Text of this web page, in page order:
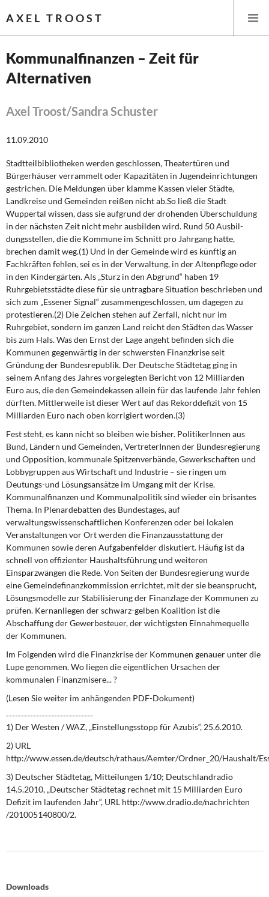
AXEL TROOST
Startseite
Themen
Leitlinien linker Wirtschafts- und Finanzpolitik
Wirtschaftspolitik
Steuer- und Finanzpolitik
Öffentliche Infrastruktur und Daseinsvorsorge
Eurokrise und Griechenland
DIE LINKE
Weitere Themen
Memo-Gruppe
Institut Solidarische Moderne
Rosa-Luxemburg-Stiftung
Über mich
Kontakt
Kommunalfinanzen – Zeit für
Alternativen
Axel Troost/Sandra Schuster
11.09.2010
Stadtteilbibliotheken werden geschlossen, Theatertüren und
Bürgerhäuser ver­rammelt oder Kapazitäten in Jugendeinrichtungen
gestrichen. Die Meldungen über klamme Kassen vieler Städte,
Landkreise und Gemeinden reißen nicht ab.So ließ die Stadt
Wuppertal wissen, dass sie aufgrund der drohenden Über­schuldung
in der nächsten Zeit nicht mehr ausbilden wird. Rund 50 Ausbil­
dungsstellen, die die Kommune im Schnitt pro Jahrgang hatte,
brechen damit weg.(1) Und in der Gemeinde wird es künftig an
Fachkräften fehlen, sei es in der Verwaltung, in der Altenpflege oder
in den Kindergärten. Als „Sturz in den Abgrund“ haben 19
Ruhrgebietsstädte diese für sie untragbare Situation be­schrieben und
sich zum „Essener Signal“ zusammengeschlossen, um dagegen zu
protestieren.(2) Die Zeichen stehen auf Zerfall, nicht nur im
Ruhrgebiet, sondern im ganzen Land reicht den Städten das Wasser
bis zum Hals. Was den Ernst der Lage angeht befinden sich die
Kommunen gegenwärtig in der schwersten Finanzkrise seit
Gründung der Bundesrepublik. Der Deutsche Städtetag ging in
seinem Anfang des Jahres vorgelegten Bericht von 12 Milli­arden
Euro aus, die den Gemeindekassen allein für das laufende Jahr fehlen
dürften. Mittlerweile ist dieser Wert auf das Rekorddefizit von 15
Milliarden Euro nach oben korrigiert worden.(3)
Fest steht, es kann nicht so bleiben wie bisher. PolitikerInnen aus
Bund, Ländern und Gemeinden, VertreterInnen der Bundesregierung
und Opposition, kommuna­le Spitzenverbände, Gewerkschaften und
Lobbygruppen aus Wirtschaft und In­dustrie – sie ringen um
Deutungs-und Lösungsansätze im Umgang mit der Krise.
Kommunalfinanzen und Kommunalpolitik sind wieder ein brisantes
Thema. In Plenardebatten des Bundestages, auf
verwaltungswissenschaftlichen Konferenzen oder bei lokalen
Veranstaltungen vor Ort werden die Finanzausstattung der
Kommunen sowie deren Aufgabenfelder diskutiert. Häufig ist da
schnell von effi­zienter Haushaltsführung und weiteren
Einsparzwängen die Rede. Von Seiten der Bundesregierung wurde
eine Gemeindefinanzkommission errichtet, mit der sie beansprucht,
Lösungsmodelle zur Stabilisierung der Finanzlage der Kommunen zu
prüfen. Kernanliegen der schwarz-gelben Koalition ist die
Abschaffung der Gewerbesteuer, der wichtigsten Einnahmequelle
der Kommunen.
Im Folgenden wird die Finanzkrise der Kommunen genauer unter die
Lupe ge­nommen. Wo liegen die eigentlichen Ursachen der
kommunalen Finanzmisere... ?
(Lesen Sie weiter im anhängenden PDF-Dokument)
-----------------------------
1) Der Westen / WAZ, „Einstellungsstopp für Azubis“, 25.6.2010.
2) URL
http://www.essen.de/deutsch/rathaus/Aemter/Ordner_20/Haushalt/
3) Deutscher Städtetag, Mitteilungen 1/10; Deutschlandradio
14.5.2010, „Deutscher Städtetag rechnet mit 15 Milliarden Euro
Defizit im laufenden Jahr“, URL http://www.dradio.de/nachrichten
/201005140800/2.
Downloads